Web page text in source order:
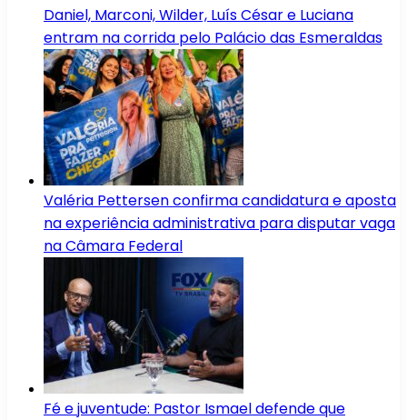
Daniel, Marconi, Wilder, Luís César e Luciana
entram na corrida pelo Palácio das Esmeraldas
Valéria Pettersen confirma candidatura e aposta
na experiência administrativa para disputar vaga
na Câmara Federal
Fé e juventude: Pastor Ismael defende que